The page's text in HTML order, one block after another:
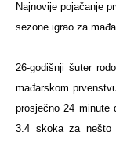
Najnovije pojačanje
sezone igrao za
26-godišnji šuter
mađarskom
prosječno 24 minute
3.4 skoka za nešto